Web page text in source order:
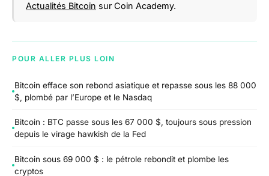
Actualités Bitcoin sur Coin Academy.
POUR ALLER PLUS LOIN
Bitcoin efface son rebond asiatique et repasse sous les 88 000
$, plombé par l’Europe et le Nasdaq
Bitcoin : BTC passe sous les 67 000 $, toujours sous pression
depuis le virage hawkish de la Fed
Bitcoin sous 69 000 $ : le pétrole rebondit et plombe les
cryptos